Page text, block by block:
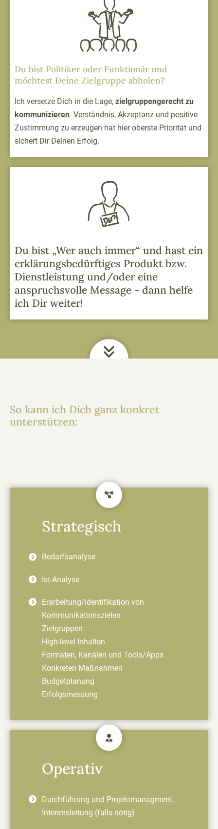
Du bist Politiker oder Funktionär und
möchtest Deine Zielgruppe abholen?
Ich versetze Dich in die Lage, zielgruppengerecht zu
kommunizieren. Verständnis, Akzeptanz und positive
Zustimmung zu erzeugen hat hier oberste Priorität und
sichert Dir Deinen Erfolg.
Du bist „Wer auch immer“ und hast ein
erklärungs­bedürftiges Produkt bzw.
Dienstleistung und/oder eine
anspruchsvolle Message - dann helfe
ich Dir weiter!
So kann ich Dich ganz konkret
unterstützen:
Strategisch
Bedarfsanalyse
Ist-Analyse
Erarbeitung/Identifikation von
Kommunikationszielen
Zielgruppen
High-level Inhalten
Formaten, Kanälen und Tools/Apps
Konkreten Maßnahmen
Budgetplanung
Erfolgsmessung
Operativ
Durchführung und Projektmanagment,
Interimsleitung (falls nötig)